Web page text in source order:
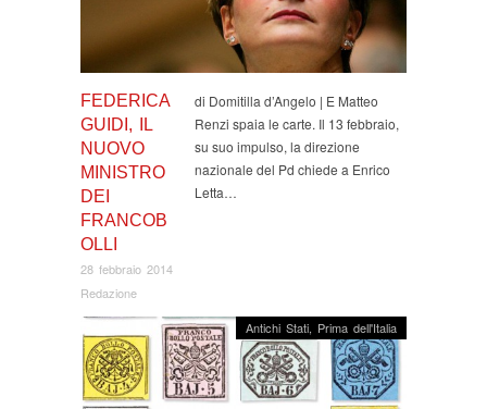
FEDERICA
GUIDI, IL
NUOVO
MINISTRO
DEI
FRANCOB
OLLI
28 febbraio 2014
Redazione
di Domitilla d’Angelo | E Matteo
Renzi spaia le carte. Il 13 febbraio,
su suo impulso, la direzione
nazionale del Pd chiede a Enrico
Letta…
Antichi Stati, Prima dell'Italia